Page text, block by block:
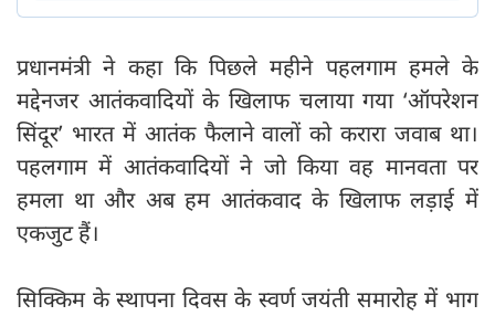
प्रधानमंत्री ने कहा कि पिछले महीने पहलगाम हमले के
मद्देनजर आतंकवादियों के खिलाफ चलाया गया ‘ऑपरेशन
सिंदूर’ भारत में आतंक फैलाने वालों को करारा जवाब था।
पहलगाम में आतंकवादियों ने जो किया वह मानवता पर
हमला था और अब हम आतंकवाद के खिलाफ लड़ाई में
एकजुट हैं।
सिक्किम के स्थापना दिवस के स्वर्ण जयंती समारोह में भाग